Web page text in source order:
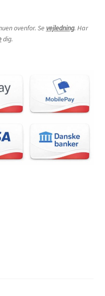
ovenfor. Se vejledning. Har
dig.